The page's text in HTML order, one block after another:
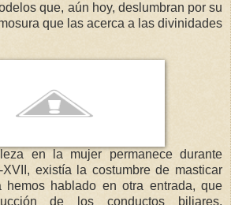
que, aún hoy, deslumbran por su
que las acerca a las divinidades
en la mujer permanece durante
existía la costumbre de masticar
hablado en otra entrada, que
de los conductos biliares,